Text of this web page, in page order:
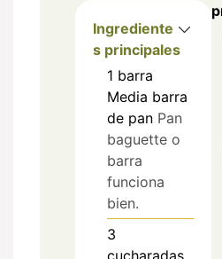
Ingrediente
s principales
1 barra
Media barra
de pan Pan
baguette o
barra
funciona
bien.
3